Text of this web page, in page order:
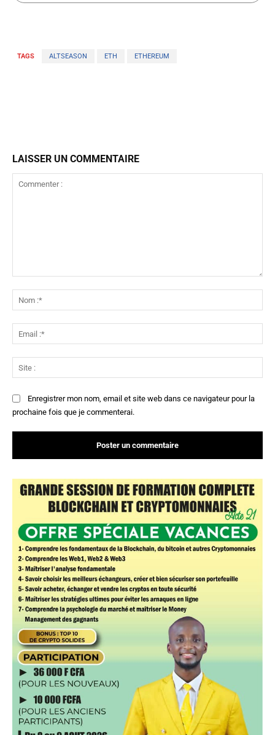
TAGS ALTSEASON ETH ETHEREUM
LAISSER UN COMMENTAIRE
:*
:*
:
Enregistrer mon nom, email et site web dans ce navigateur pour la
prochaine fois que je commenterai.